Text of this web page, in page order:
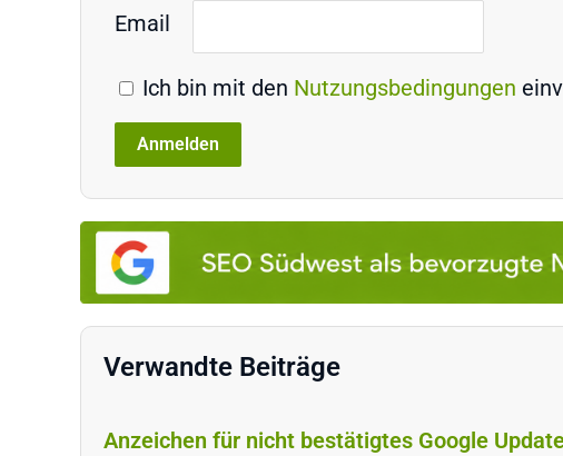
Email
Ich bin mit den Nutzungsbedingungen
Verwandte Beiträge
Anzeichen für nicht bestätigtes Google